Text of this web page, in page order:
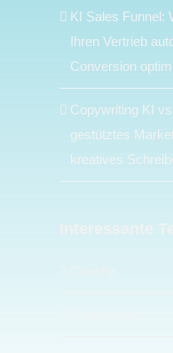
KI Sales Funnel:
Ihren Vertrieb
Conversion
Copywriting KI
gestütztes
kreatives
Interessante